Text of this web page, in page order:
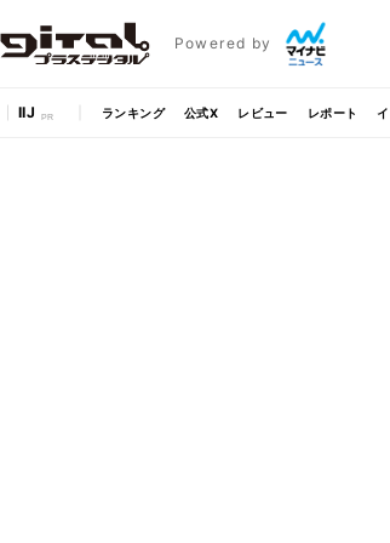
Powered by
IIJ ランキング 公式X レビュー レポート